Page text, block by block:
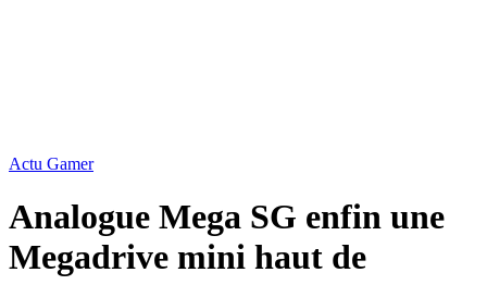
Actu Gamer
Analogue Mega SG enfin une
Megadrive mini haut de